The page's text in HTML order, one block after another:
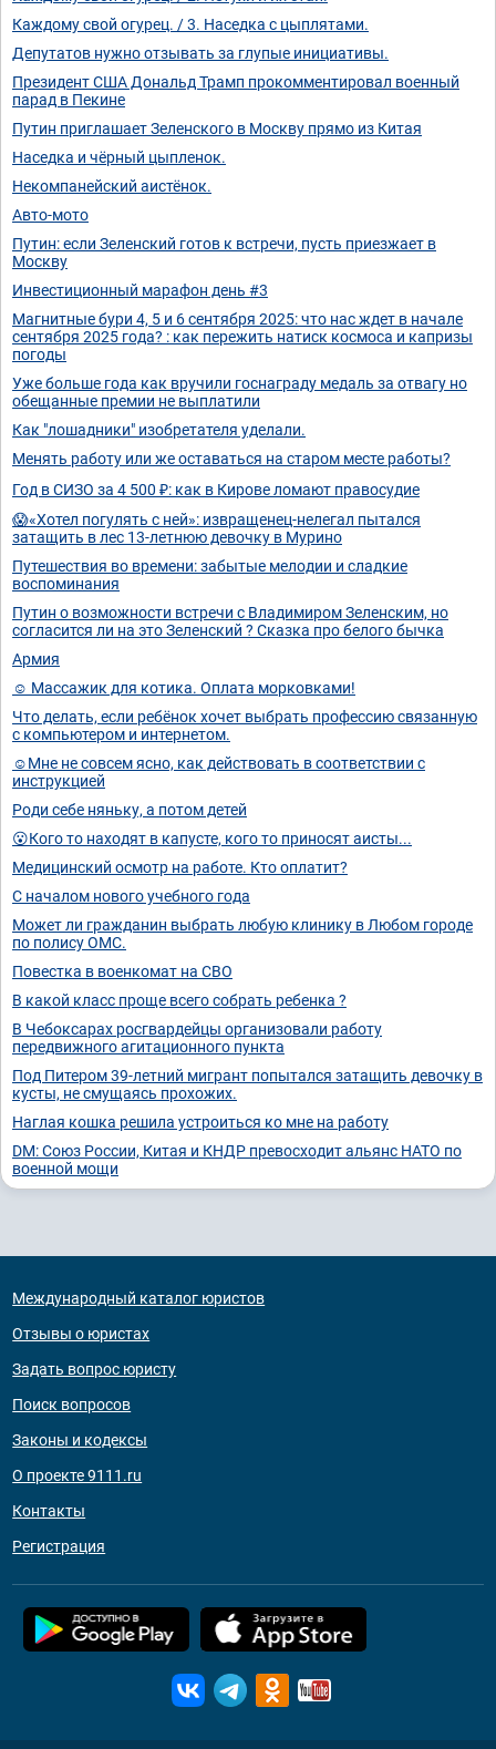
Каждому свой огурец. / 3. Наседка с цыплятами.
Депутатов нужно отзывать за глупые инициативы.
Президент США Дональд Трамп прокомментировал военный
парад в Пекине
Путин приглашает Зеленского в Москву прямо из Китая
Наседка и чёрный цыпленок.
Некомпанейский аистёнок.
Авто-мото
Путин: если Зеленский готов к встречи, пусть приезжает в
Москву
Инвестиционный марафон день #3
Магнитные бури 4, 5 и 6 сентября 2025: что нас ждет в начале
сентября 2025 года? : как пережить натиск космоса и капризы
погоды
Уже больше года как вручили госнаграду медаль за отвагу но
обещанные премии не выплатили
Как "лошадники" изобретателя уделали.
Менять работу или же оставаться на старом месте работы?
Год в СИЗО за 4 500 ₽: как в Кирове ломают правосудие
😱«Хотел погулять с ней»: извращенец-нелегал пытался
затащить в лес 13-летнюю девочку в Мурино
Путешествия во времени: забытые мелодии и сладкие
воспоминания
Путин о возможности встречи с Владимиром Зеленским, но
согласится ли на это Зеленский ? Сказка про белого бычка
Армия
☺️ Массажик для котика. Оплата морковками!
Что делать, если ребëнок хочет выбрать профессию связанную
с компьютером и интернетом.
☺️Мне не совсем ясно, как действовать в соответствии с
инструкцией
Роди себе няньку, а потом детей
😮Кого то находят в капусте, кого то приносят аисты...
Медицинский осмотр на работе. Кто оплатит?
С началом нового учебного года
Может ли гражданин выбрать любую клинику в Любом городе
по полису ОМС.
Повестка в военкомат на СВО
В какой класс проще всего собрать ребенка ?
В Чебоксарах росгвардейцы организовали работу
передвижного агитационного пункта
Под Питером 39-летний мигрант попытался затащить девочку в
кусты, не смущаясь прохожих.
Наглая кошка решила устроиться ко мне на работу
DM: Союз России, Китая и КНДР превосходит альянс НАТО по
военной мощи
Международный каталог юристов
Отзывы о юристах
Задать вопрос юристу
Поиск вопросов
Законы и кодексы
О проекте 9111.ru
Контакты
Регистрация